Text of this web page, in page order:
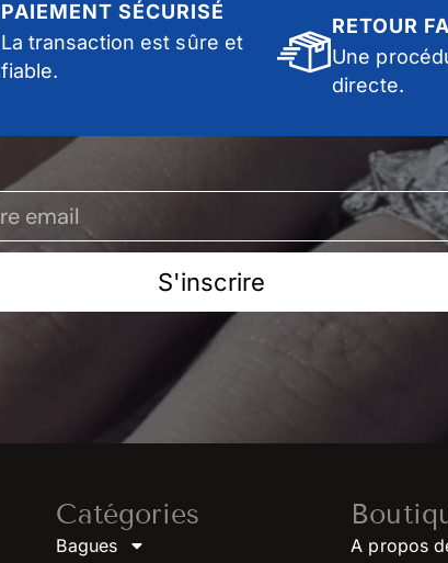
PAIEMENT SÉCURISÉ
La transaction est sûre et
fiable.
RETOUR
Une
directe.
S'inscrire
Catégories
Bagues A propos